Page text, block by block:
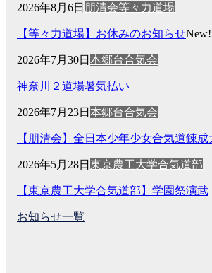
2026年8月6日 朋清会等々力道場
【等々力道場】お休みのお知らせ
2026年7月30日 本郷台合気会
神奈川２道場暑気払い
2026年7月23日 本郷台合気会
【朋清会】全日本少年少女合気道錬成
2026年5月28日 東京農工大学合気道部
【東京農工大学合気道部】学園祭演武
お知らせ一覧